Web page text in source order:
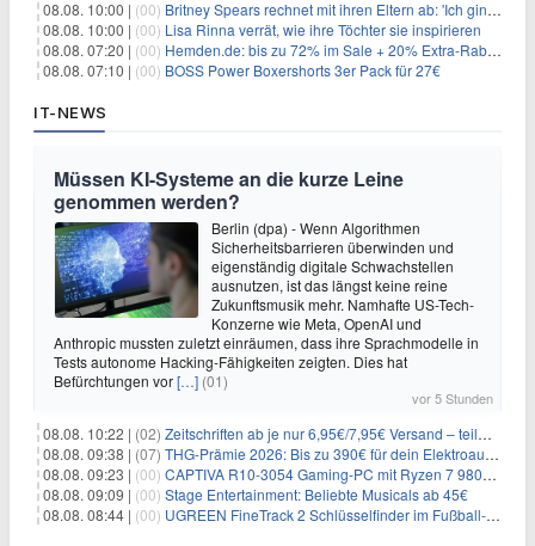
08.08. 10:00 | (00) Britney Spears rechnet mit ihren Eltern ab: 'Ich ging zwei Monate lang auf die Knie und weinte'
08.08. 10:00 | (00) Lisa Rinna verrät, wie ihre Töchter sie inspirieren
08.08. 07:20 | (00) Hemden.de: bis zu 72% im Sale + 20% Extra-Rabatt dank Gutschein
08.08. 07:10 | (00) BOSS Power Boxershorts 3er Pack für 27€
IT-NEWS
Müssen KI-Systeme an die kurze Leine
genommen werden?
Berlin (dpa) - Wenn Algorithmen
Sicherheitsbarrieren überwinden und
eigenständig digitale Schwachstellen
ausnutzen, ist das längst keine reine
Zukunftsmusik mehr. Namhafte US-Tech-
Konzerne wie Meta, OpenAI und
Anthropic mussten zuletzt einräumen, dass ihre Sprachmodelle in
Tests autonome Hacking-Fähigkeiten zeigten. Dies hat
Befürchtungen vor[…] (01)
vor 5 Stunden
08.08. 10:22 | (02) Zeitschriften ab je nur 6,95€/7,95€ Versand – teilweise selbstkündigend!
08.08. 09:38 | (07) THG-Prämie 2026: Bis zu 390€ für dein Elektroauto mit geld-fuer-eAuto.de
08.08. 09:23 | (00) CAPTIVA R10-3054 Gaming-PC mit Ryzen 7 9800X3D und RTX 5080 für 2.599€
08.08. 09:09 | (00) Stage Entertainment: Beliebte Musicals ab 45€
08.08. 08:44 | (00) UGREEN FineTrack 2 Schlüsselfinder im Fußball-Design für 10,98€